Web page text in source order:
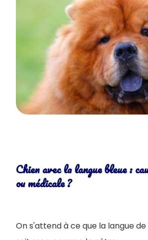
Chien avec la langue bleue :
ou médicale ?
On s'attend à ce que la langue de